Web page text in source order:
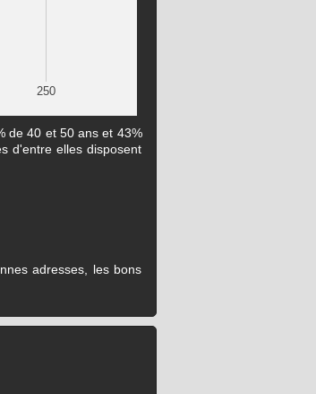
250
de 40 et 50 ans et 43%
d'entre elles disposent
adresses, les bons